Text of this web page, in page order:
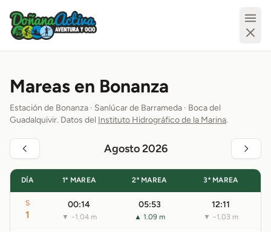
Mareas en Bonanza
Estación de Bonanza · Sanlúcar de Barrameda · Boca del
Guadalquivir. Datos del Instituto Hidrográfico de la Marina.
Agosto 2026
DÍA 1ª MAREA 2ª MAREA 3ª MAREA
S
1
00:14
▼ −1.04 m
05:53
▲ 1.09 m
12:11
▼ −1.03 m